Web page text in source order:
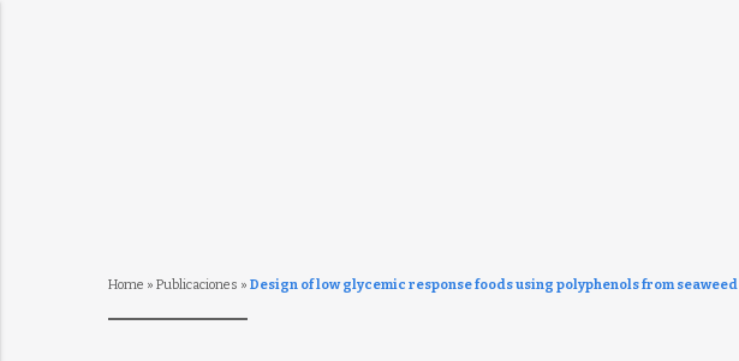
Home » Publicaciones » Design of low glycemic response foods using polyphenols from seaweed